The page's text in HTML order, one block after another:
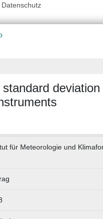
Datenschutz
für Meteorologie und